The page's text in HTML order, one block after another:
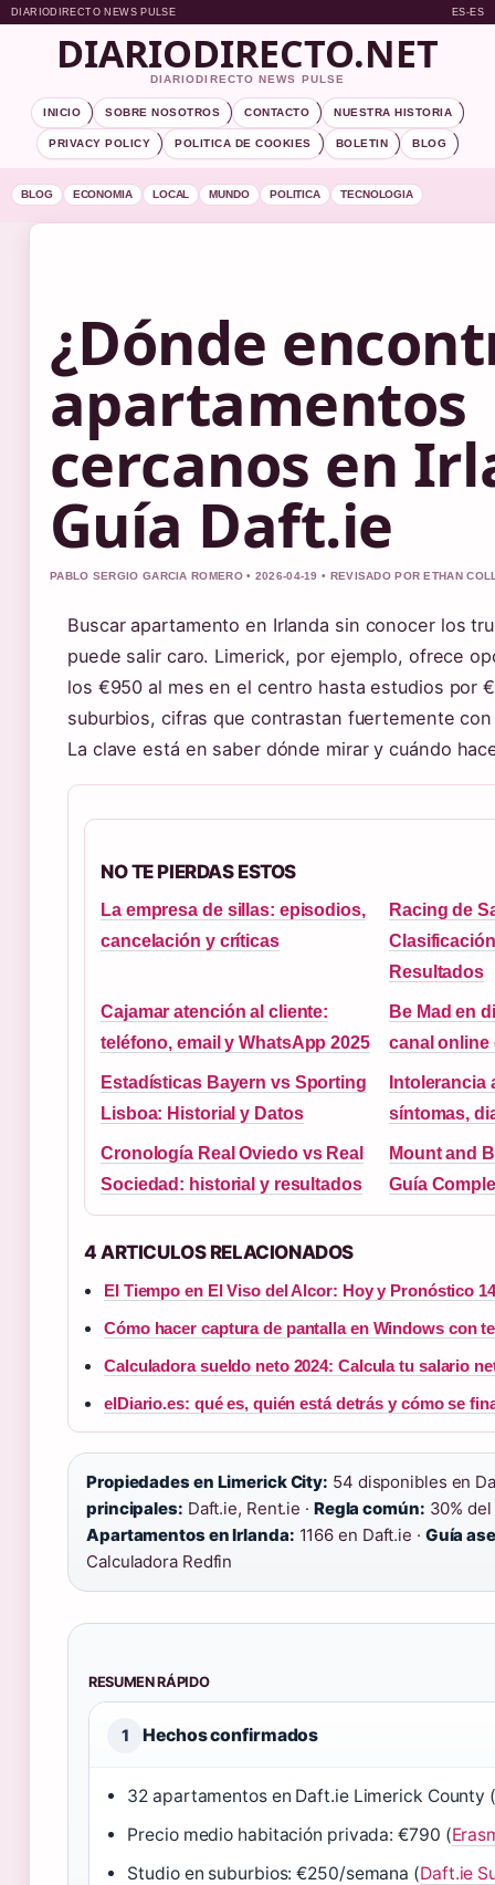
DIARIODIRECTO NEWS PULSE ES-ES
DIARIODIRECTO.NET
DIARIODIRECTO NEWS PULSE
INICIO SOBRE NOSOTROS CONTACTO NUESTRA HISTORIA
PRIVACY POLICY POLITICA DE COOKIES BOLETIN BLOG
BLOG ECONOMIA LOCAL MUNDO POLITICA TECNOLOGIA
¿Dónde
apartamentos
cercanos en
Guía Daft.ie
PABLO SERGIO GARCIA ROMERO • 2026-04-19 • REVISADO POR ETHAN
Buscar apartamento en Irlanda sin conocer los
puede salir caro. Limerick, por ejemplo, ofrece
los €950 al mes en el centro hasta estudios por
suburbios, cifras que contrastan fuertemente
La clave está en saber dónde mirar y cuándo
NO TE PIERDAS ESTOS
La empresa de sillas: episodios,
cancelación y críticas
Racing de
Resultados
Cajamar atención al cliente:
teléfono, email y WhatsApp 2025
Be Mad en
canal online
Estadísticas Bayern vs Sporting
Lisboa: Historial y Datos
Intolerancia
síntomas,
Cronología Real Oviedo vs Real
Sociedad: historial y resultados
Mount and
Guía
4 ARTICULOS RELACIONADOS
El Tiempo en El Viso del Alcor: Hoy y Pronóstico
Cómo hacer captura de pantalla en Windows con
Calculadora sueldo neto 2024: Calcula tu salario
elDiario.es: qué es, quién está detrás y cómo se
Propiedades en Limerick City: 54 disponibles en
principales: Daft.ie, Rent.ie · Regla común: 30%
Apartamentos en Irlanda: 1166 en Daft.ie · Guía
Calculadora Redfin
RESUMEN RÁPIDO
1 Hechos confirmados
32 apartamentos en Daft.ie Limerick County (
Precio medio habitación privada: €790 (
Studio en suburbios: €250/semana (Daft.ie